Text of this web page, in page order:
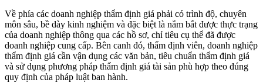
Về phía các doanh nghiệp thẩm định giá phải có trình độ, chuyên
môn sâu, bề dày kinh nghiệm và đặc biệt là nắm bắt được thực trạng
của doanh nghiệp thông qua các hồ sơ, chỉ tiêu cụ thể đã được
doanh nghiệp cung cấp. Bên canh đó, thẩm định viên, doanh nghiệp
thẩm định giá cần vận dụng các văn bản, tiêu chuẩn thẩm định giá
và sử dụng phương pháp thẩm định giá tài sản phù hợp theo đúng
quy định của pháp luật ban hành.